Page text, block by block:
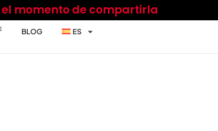
momento de compartirla
BLOG ES